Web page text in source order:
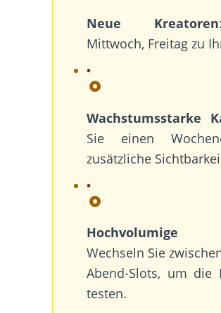
Neue Kreatoren
Mittwoch, Freitag zu
Wachstumsstarke
Sie einen
zusätzliche
Hochvolumige
Wechseln Sie
Abend-Slots, um die
testen.